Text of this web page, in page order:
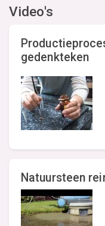
Video's
gedenkteken
Natuursteen